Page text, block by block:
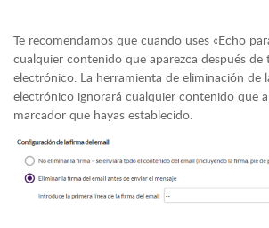
Te recomendamos que cuando uses «Echo
cualquier contenido que aparezca después
electrónico. La herramienta de eliminación de
electrónico ignorará cualquier contenido que
marcador que hayas establecido.